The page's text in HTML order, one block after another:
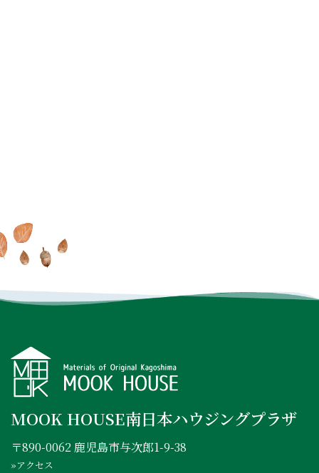
FACEBOOK
MOOK HOUSE南日本ハウジングプラザ
〒890-0062 鹿児島市与次郎1-9-38
»アクセス